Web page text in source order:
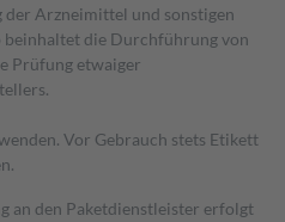
der Arzneimittel und sonstigen
die Durchführung von
Prüfung etwaiger
Vor Gebrauch stets Etikett
an den Paketdienstleister erfolgt